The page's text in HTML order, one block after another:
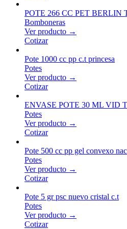
POTE 266 CC PET BERLIN
Bomboneras
Ver producto →
Cotizar
Pote 1000 cc pp c.t princesa
Potes
Ver producto →
Cotizar
ENVASE POTE 30 ML VID
Potes
Ver producto →
Cotizar
Pote 500 cc pp gel convexo
Potes
Ver producto →
Cotizar
Pote 5 gr psc nuevo cristal c.t
Potes
Ver producto →
Cotizar